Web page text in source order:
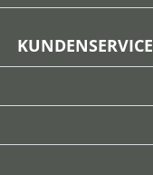
KUNDENSERVICE